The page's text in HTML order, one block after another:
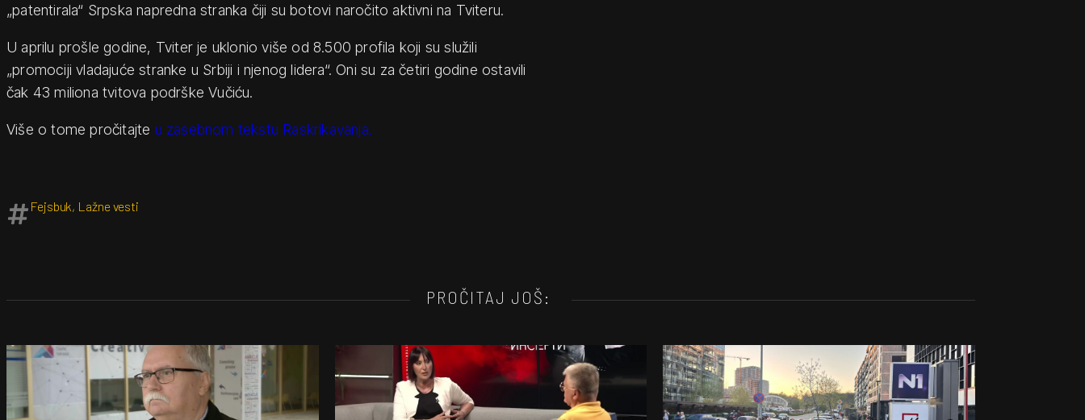
„patentirala“ Srpska napredna stranka čiji su botovi naročito aktivni na Tviteru.
U aprilu prošle godine, Tviter je uklonio više od 8.500 profila koji su služili
„promociji vladajuće stranke u Srbiji i njenog lidera“. Oni su za četiri godine ostavili
čak 43 miliona tvitova podrške Vučiću.
Više o tome pročitajte u zasebnom tekstu Raskrikavanja.
Fejsbuk, Lažne vesti
PROČITAJ JOŠ: